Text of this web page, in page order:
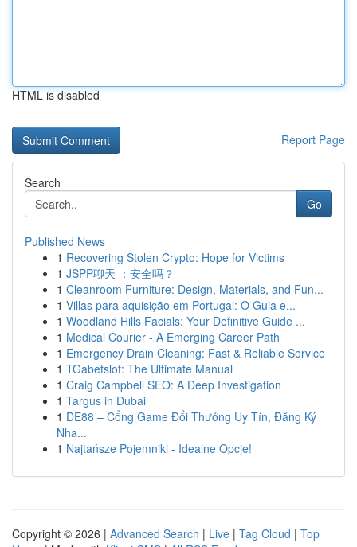
HTML is disabled
Report Page
Search
Go
Published News
1 Recovering Stolen Crypto: Hope for Victims
1 JSPP聊天 ：安全吗？
1 Cleanroom Furniture: Design, Materials, and Fun...
1 Villas para aquisição em Portugal: O Guia e...
1 Woodland Hills Facials: Your Definitive Guide ...
1 Medical Courier - A Emerging Career Path
1 Emergency Drain Cleaning: Fast & Reliable Service
1 TGabetslot: The Ultimate Manual
1 Craig Campbell SEO: A Deep Investigation
1 Targus in Dubai
1 DE88 – Cổng Game Đổi Thưởng Uy Tín, Đăng Ký
Nha...
1 Najtańsze Pojemniki - Idealne Opcje!
Copyright © 2026 | Advanced Search | Live | Tag Cloud | Top